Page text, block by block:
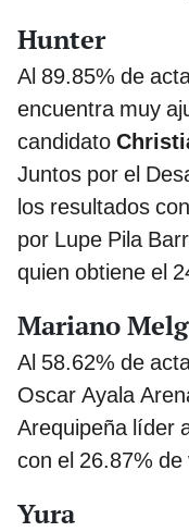
Hunter
Al 89.85% de
encuentra muy
candidato
Juntos por el
los resultados
por Lupe Pila
quien obtiene el
Mariano
Al 58.62% de
Oscar Ayala
Arequipeña líder
con el 26.87%
Yura